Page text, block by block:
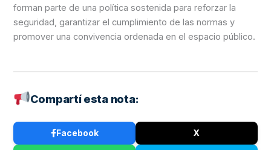
forman parte de una política sostenida para reforzar la
seguridad, garantizar el cumplimiento de las normas y
promover una convivencia ordenada en el espacio público.
Compartí esta nota:
Facebook X